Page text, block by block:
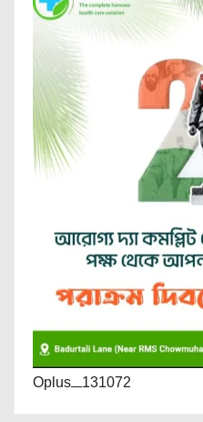
Oplus_131072